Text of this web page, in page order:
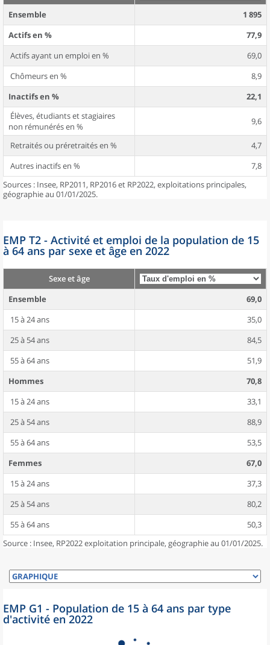
Ensemble
1 895
Actifs en %
77,9
Actifs ayant un emploi en %
69,0
Chômeurs en %
8,9
Inactifs en %
22,1
Élèves, étudiants et stagiaires
non rémunérés en %
9,6
Retraités ou préretraités en %
4,7
Autres inactifs en %
7,8
Sources : Insee, RP2011, RP2016 et RP2022, exploitations principales,
géographie au 01/01/2025.
EMP T2 - Activité et emploi de la population de 15
à 64 ans par sexe et âge en 2022
Sexe et âge
Ensemble
69,0
15 à 24 ans
35,0
25 à 54 ans
84,5
55 à 64 ans
51,9
Hommes
70,8
15 à 24 ans
33,1
25 à 54 ans
88,9
55 à 64 ans
53,5
Femmes
67,0
15 à 24 ans
37,3
25 à 54 ans
80,2
55 à 64 ans
50,3
Source : Insee, RP2022 exploitation principale, géographie au 01/01/2025.
EMP G1 - Population de 15 à 64 ans par type
d'activité en 2022